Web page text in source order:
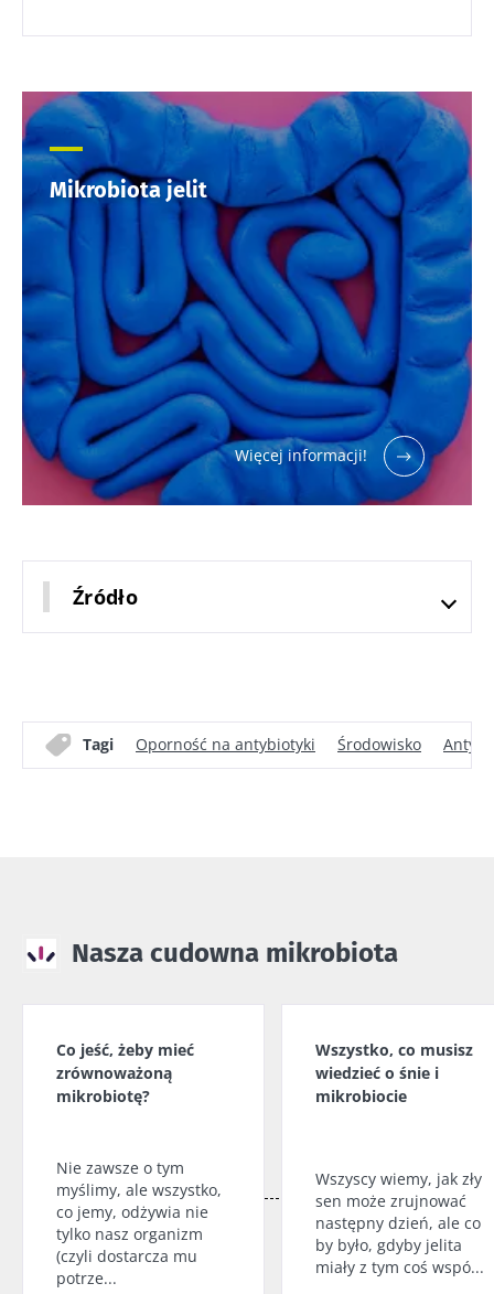
Mikrobiota jelit
Więcej informacji!
Źródło
Tagi Oporność na antybiotyki Środowisko
Nasza cudowna mikrobiota
Co jeść, żeby mieć
zrównoważoną
mikrobiotę?
Nie zawsze o tym
myślimy, ale wszystko,
co jemy, odżywia nie
tylko nasz organizm
(czyli dostarcza mu
potrze...
Wszystko, co musisz
wiedzieć o śnie i
mikrobiocie
Wszyscy wiemy, jak zły
sen może zrujnować
następny dzień, ale co
by było, gdyby jelita
miały z tym coś wspó...